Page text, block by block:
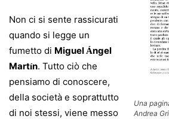
Una
Andrea
Non ci si sente rassicurati
quando si legge un
fumetto di Miguel Ángel
Martín. Tutto ciò che
pensiamo di conoscere,
della società e soprattutto
di noi stessi, viene messo